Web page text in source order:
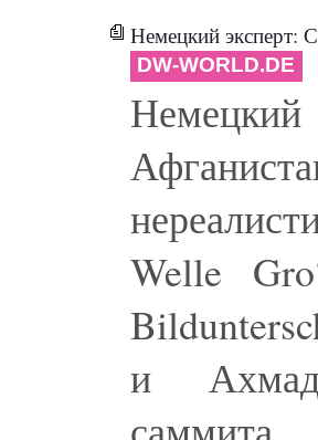
Немецкий эксперт: Союз
DW-WORLD.DE
Welle
и